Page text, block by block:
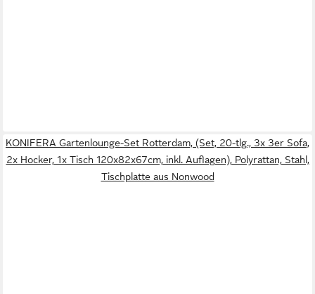
KONIFERA Gartenlounge-Set Rotterdam, (Set, 20-tlg., 3x 3er Sofa,
2x Hocker, 1x Tisch 120x82x67cm, inkl. Auflagen), Polyrattan, Stahl,
Tischplatte aus Nonwood